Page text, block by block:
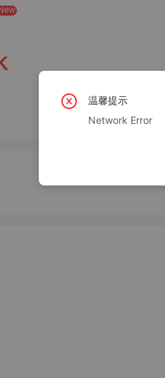
温馨提示
Network Error